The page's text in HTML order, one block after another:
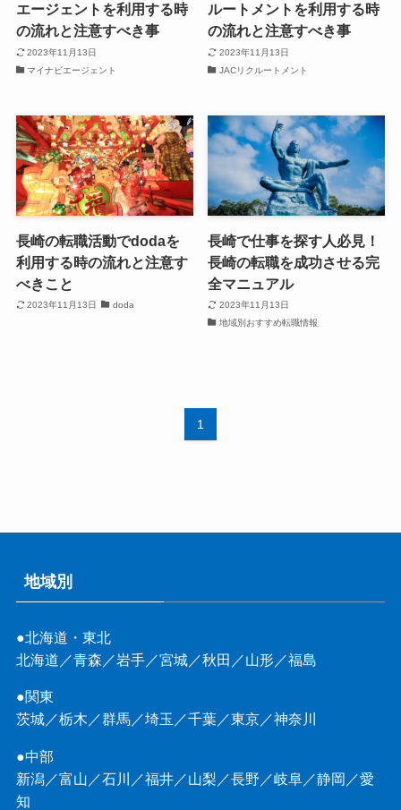
エージェントを利用する時
の流れと注意すべき事
2023年11月13日
マイナビエージェント
ルートメントを利用する時
の流れと注意すべき事
2023年11月13日
JACリクルートメント
長崎の転職活動でdodaを
利用する時の流れと注意す
べきこと
2023年11月13日 doda
長崎で仕事を探す人必見！
長崎の転職を成功させる完
全マニュアル
2023年11月13日
地域別おすすめ転職情報
1
地域別
●北海道・東北
北海道 ／青森 ／岩手／宮城／秋田 ／山形／福島
●関東
茨城／栃木 ／群馬／埼玉 ／千葉／東京／神奈川
●中部
新潟／富山 ／石川 ／福井／山梨 ／長野 ／岐阜 ／静岡 ／愛
知